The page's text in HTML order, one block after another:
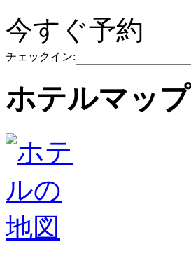
今すぐ予約
チェックイン:
ホテルマップ